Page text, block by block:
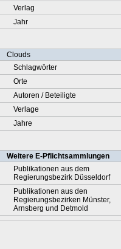
Verlag
Jahr
Clouds
Schlagwörter
Orte
Autoren / Beteiligte
Verlage
Jahre
Weitere E-Pflichtsammlungen
Publikationen aus dem
Regierungsbezirk Düsseldorf
Publikationen aus den
Regierungsbezirken Münster,
Arnsberg und Detmold